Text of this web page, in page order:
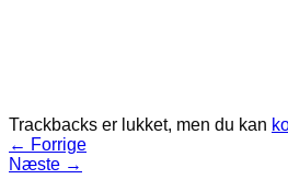
Trackbacks er lukket, men du kan
← Forrige
Næste →